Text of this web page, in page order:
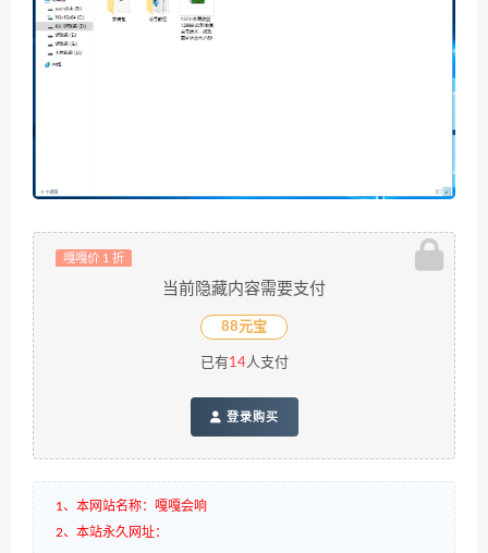
嘎嘎价 1 折
当前隐藏内容需要支付
88元宝
已有14人支付
登录购买
1、本网站名称：嘎嘎会响
2、本站永久网址：